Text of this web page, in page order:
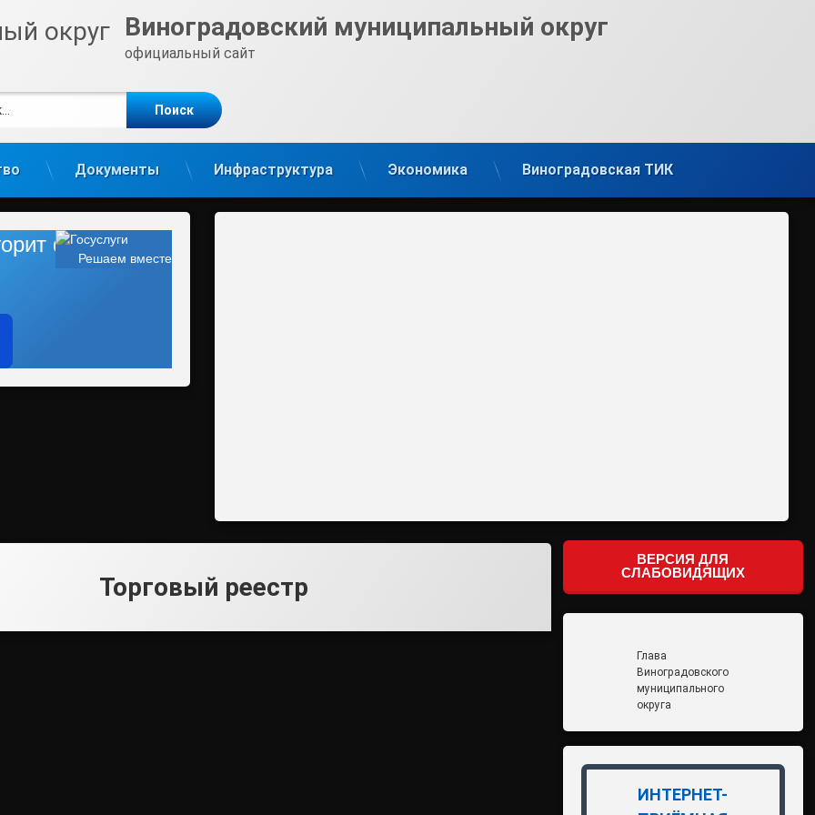
Виноградовский муниципальный округ
официальный сайт
Документы Инфраструктура Экономика Виноградовская ТИК
Решаем вместе
фонарь?
Торговый реестр
ВЕРСИЯ ДЛЯ
СЛАБОВИДЯЩИХ
Глава
Виноградовского
муниципального
округа
ИНТЕРНЕТ-